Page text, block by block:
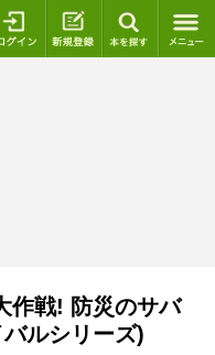
ログイン 新規登録
作戦! 防災のサバ
ルシリーズ)